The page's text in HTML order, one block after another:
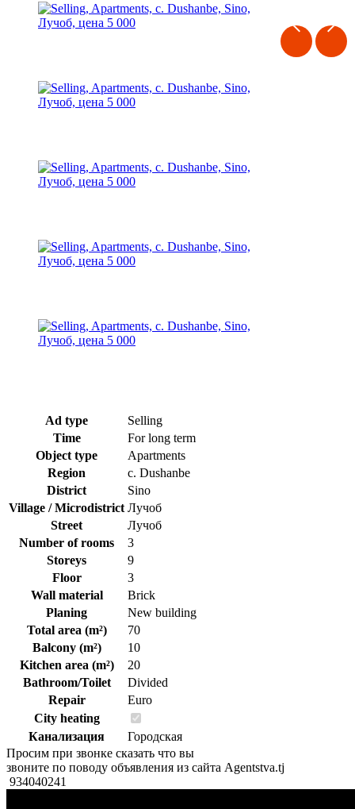
Ad type
Selling
Time
For long term
Object type
Apartments
Region
c. Dushanbe
District
Sino
Village / Microdistrict Лучоб
Street
Лучоб
Number of rooms
3
Storeys
9
Floor
3
Wall material
Brick
Planing
New building
Total area (m²)
70
Balcony (m²)
10
Kitchen area (m²)
20
Bathroom/Toilet
Divided
Repair
Euro
City heating
Канализация
Городская
Просим при звонке сказать что вы
звоните по поводу объявления из сайта Agentstva.tj
934040241